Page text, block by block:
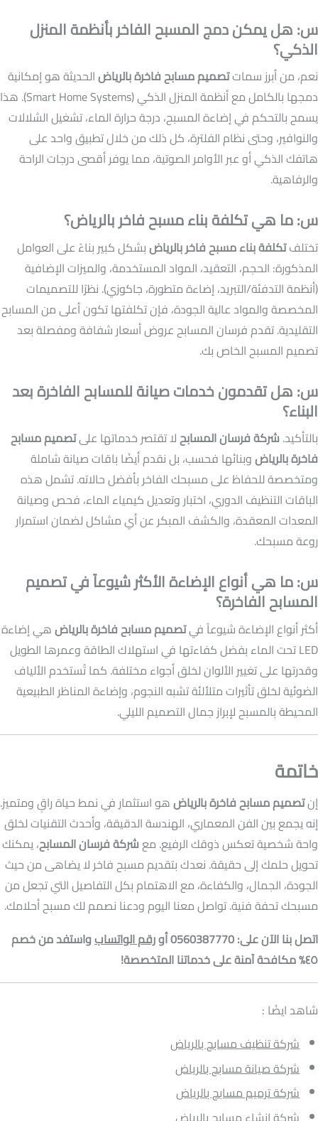
س: هل يمكن دمج المسبح الفاخر بأنظمة المنزل
الذكي؟
نعم، من أبرز سماتتصميم مسابح فاخرة بالرياضالحديثة هو إمكانية
دمجها بالكامل مع أنظمة المنزل الذكي (Smart Home Systems). هذا
يسمح بالتحكم في إضاءة المسبح، درجة حرارة الماء، تشغيل الشلالات
والنوافير، وحتى نظام الفلترة، كل ذلك من خلال تطبيق واحد على
هاتفك الذكي أو عبر الأوامر الصوتية، مما يوفر أقصى درجات الراحة
والرفاهية.
س: ما هي تكلفة بناء مسبح فاخر بالرياض؟
تختلفتكلفة بناء مسبح فاخر بالرياضبشكل كبير بناءً على العوامل
المذكورة: الحجم، التعقيد، المواد المستخدمة، والميزات الإضافية
(أنظمة التدفئة/التبريد، إضاءة متطورة، جاكوزي). نظرًا للتصميمات
المخصصة والمواد عالية الجودة، فإن تكلفتها تكون أعلى من المسابح
التقليدية. تقدم فرسان المسابح عروض أسعار شفافة ومفصلة بعد
تصميم المسبح الخاص بك.
س: هل تقدمون خدمات صيانة للمسابح الفاخرة بعد
البناء؟
بالتأكيد.شركة فرسان المسابحلا تقتصر خدماتها علىتصميم مسابح
فاخرة بالرياضوبنائها فحسب، بل نقدم أيضًا باقات صيانة شاملة
ومتخصصة للحفاظ على مسبحك الفاخر بأفضل حالاته. تشمل هذه
الباقات التنظيف الدوري، اختبار وتعديل كيمياء الماء، فحص وصيانة
المعدات المعقدة، والكشف المبكر عن أي مشاكل لضمان استمرار
روعة مسبحك.
س: ما هي أنواع الإضاءة الأكثر شيوعاً في تصميم
المسابح الفاخرة؟
أكثر أنواع الإضاءة شيوعاً فيتصميم مسابح فاخرة بالرياضهي إضاءة
LED تحت الماء بفضل كفاءتها في استهلاك الطاقة وعمرها الطويل
وقدرتها على تغيير الألوان لخلق أجواء مختلفة. كما تُستخدم الألياف
الضوئية لخلق تأثيرات متلألئة تشبه النجوم، وإضاءة المناظر الطبيعية
المحيطة بالمسبح لإبراز جمال التصميم الليلي.
خاتمة
إنتصميم مسابح فاخرة بالرياضهو استثمار في نمط حياة راقٍ ومتميز.
إنه يجمع بين الفن المعماري، الهندسة الدقيقة، وأحدث التقنيات لخلق
واحة شخصية تعكس ذوقك الرفيع. معشركة فرسان المسابح، يمكنك
تحويل حلمك إلى حقيقة. نعدك بتقديم مسبح فاخر لا يضاهى من حيث
الجودة، الجمال، والكفاءة، مع الاهتمام بكل التفاصيل التي تجعل من
مسبحك تحفة فنية. تواصل معنا اليوم ودعنا نصمم لك مسبح أحلامك.
اتصل بنا الآن على: 0560387770 أو
رقم الواتسابواستفد من خصم
٤٥% مكافحة آمنة على خدماتنا المتخصصة!
شاهد ايضًا :
شركة تنظيف مسابح بالرياض
شركة صيانة مسابح بالرياض
شركة ترميم مسابح بالرياض